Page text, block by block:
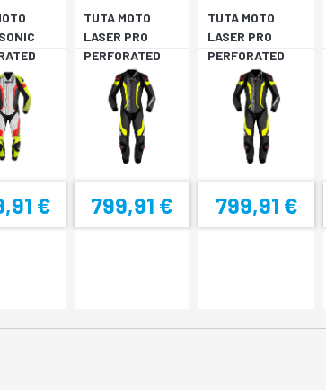
€
TUTA MOTO
LASER PRO
PERFORATED
NERO/GIALLO
FLUO
799,91 €
TUTA MOTO
LASER PRO
PERFORATED
NERO/GIALLO
FLUO
799,91 €